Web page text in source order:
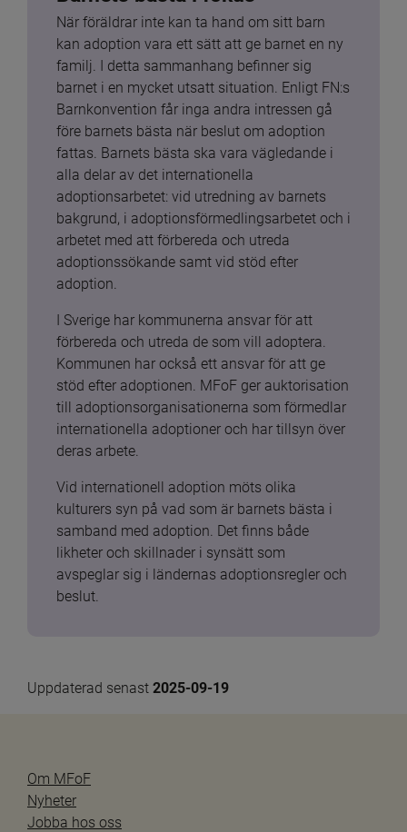
När föräldrar inte kan ta hand om sitt barn
kan adoption vara ett sätt att ge barnet en ny
familj. I detta sammanhang befinner sig
barnet i en mycket utsatt situation. Enligt FN:s
Barnkonvention får inga andra intressen gå
före barnets bästa när beslut om adoption
fattas. Barnets bästa ska vara vägledande i
alla delar av det internationella
adoptionsarbetet: vid utredning av barnets
bakgrund, i adoptionsförmedlingsarbetet och i
arbetet med att förbereda och utreda
adoptionssökande samt vid stöd efter
adoption.
I Sverige har kommunerna ansvar för att
förbereda och utreda de som vill adoptera.
Kommunen har också ett ansvar för att ge
stöd efter adoptionen. MFoF ger auktorisation
till adoptionsorganisationerna som förmedlar
internationella adoptioner och har tillsyn över
deras arbete.
Vid internationell adoption möts olika
kulturers syn på vad som är barnets bästa i
samband med adoption. Det finns både
likheter och skillnader i synsätt som
avspeglar sig i ländernas adoptionsregler och
beslut.
Uppdaterad senast 2025-09-19
Om MFoF
Nyheter
Jobba hos oss